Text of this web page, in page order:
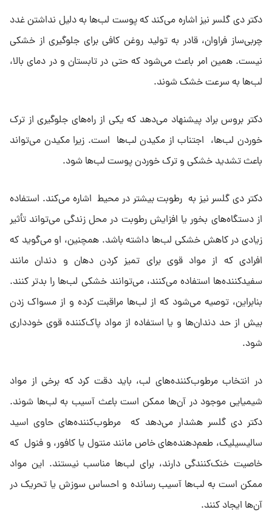
دکتر دی گلسر نیز اشاره می‌کند که پوست لب‌ها به دلیل نداشتن غدد
چربی‌ساز فراوان، قادر به تولید روغن کافی برای جلوگیری از خشکی
نیست. همین امر باعث می‌شود که حتی در تابستان و در دمای بالا،
لب‌ها به سرعت خشک شوند.
دکتر بروس براد پیشنهاد می‌دهد که یکی از راه‌های جلوگیری از ترک
خوردن لب‌ها، اجتناب از مکیدن لب‌ها است. زیرا مکیدن می‌تواند
باعث تشدید خشکی و ترک خوردن پوست لب‌ها شود.
دکتر دی گلسر نیز به رطوبت بیشتر در محیط اشاره می‌کند. استفاده
از دستگاه‌های بخور یا افزایش رطوبت در محل زندگی می‌تواند تأثیر
زیادی در کاهش خشکی لب‌ها داشته باشد. همچنین، او می‌گوید که
افرادی که از مواد قوی برای تمیز کردن دهان و دندان مانند
سفیدکننده‌ها استفاده می‌کنند، می‌توانند خشکی لب‌ها را بدتر کنند.
بنابراین، توصیه می‌شود که از لب‌ها مراقبت کرده و از مسواک زدن
بیش از حد دندان‌ها و یا استفاده از مواد پاک‌کننده قوی خودداری
شود.
در انتخاب مرطوب‌کننده‌های لب، باید دقت کرد که برخی از مواد
شیمیایی موجود در آن‌ها ممکن است باعث آسیب به لب‌ها شوند.
دکتر دی گلسر هشدار می‌دهد که مرطوب‌کننده‌های حاوی اسید
سالیسیلیک، طعم‌دهنده‌های خاص مانند منتول یا کافور، و فنول که
خاصیت خنک‌کنندگی دارند، برای لب‌ها مناسب نیستند. این مواد
ممکن است به لب‌ها آسیب رسانده و احساس سوزش یا تحریک در
آن‌ها ایجاد کنند.